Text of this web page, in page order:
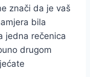
znači da je vaš
bila
jedna rečenica
drugom